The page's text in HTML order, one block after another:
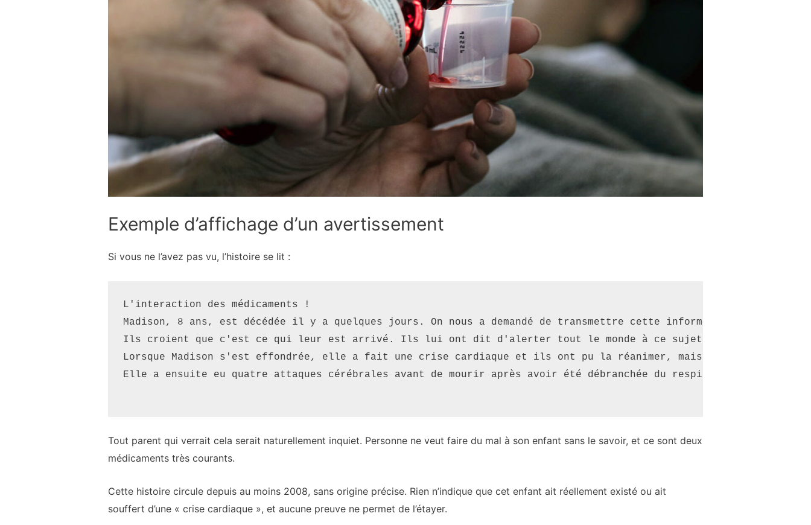
Exemple d’affichage d’un avertissement
Si vous ne l’avez pas vu, l’histoire se lit :
L'interaction des médicaments !
Madison, 8 ans, est décédée il y a quelques jours. On nous a demandé de transmettre cette information. Les
Ils croient que c'est ce qui leur est arrivé. Ils lui ont dit d'alerter tout le monde à ce sujet. Ne donnez pas aux
Lorsque Madison s'est effondrée, elle a fait une crise cardiaque et ils ont pu la réanimer, mais la perte
Elle a ensuite eu quatre attaques cérébrales avant de mourir après avoir été débranchée du respirateur. Veuillez
Tout parent qui verrait cela serait naturellement inquiet. Personne ne veut faire du mal à son enfant sans le savoir, et ce sont deux
médicaments très courants.
Cette histoire circule depuis au moins 2008, sans origine précise. Rien n’indique que cet enfant ait réellement existé ou ait
souffert d’une « crise cardiaque », et aucune preuve ne permet de l’étayer.